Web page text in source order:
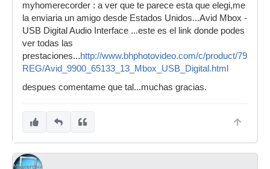
myhomerecorder : a ver que te parece esta que elegi,me
la enviaria un amigo desde Estados Unidos...Avid Mbox -
USB Digital Audio Interface ...este es el link donde podes
ver todas las
prestaciones...http://www.bhphotovideo.com/c/product/797800-
REG/Avid_9900_65133_13_Mbox_USB_Digital.html
despues comentame que tal...muchas gracias.